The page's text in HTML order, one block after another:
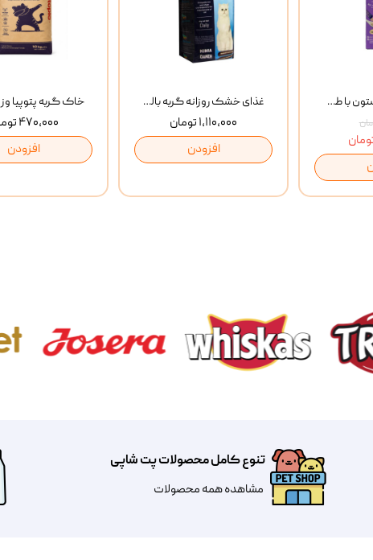
۴۷۰,۰۰۰ تومان
افزودن
غذای خشک روزانه گربه بالغ مفید MoFeed Adult Daily Cat Food وزن 2 کیلوگرم
۱,۱۱۰,۰۰۰ تومان
افزودن
بستنی گربه وینستون با طعم مرغ و ماهی Winstone Chicken & Fish بسته 8 عددی
تنوع کامل محصولات پت شاپی
مشاهده همه محصولات